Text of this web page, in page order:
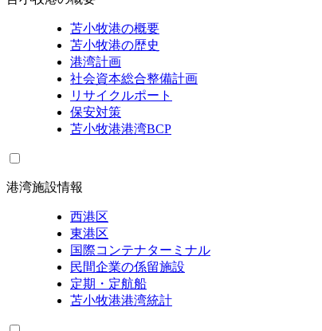
苫小牧港の概要
苫小牧港の歴史
港湾計画
社会資本総合整備計画
リサイクルポート
保安対策
苫小牧港港湾BCP
港湾施設情報
西港区
東港区
国際コンテナターミナル
民間企業の係留施設
定期・定航船
苫小牧港港湾統計